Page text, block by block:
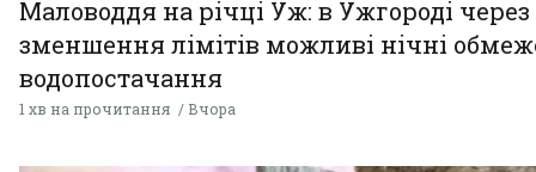
Маловоддя на річці Уж: в Ужгороді через
зменшення лімітів можливі нічні
водопостачання
1 хв на прочитання Вчора